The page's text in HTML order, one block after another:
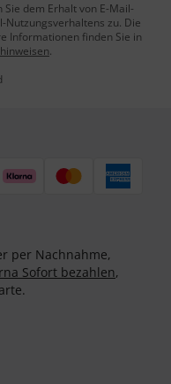
Sie dem Erhalt von E-Mail-
Nutzungsverhaltens zu. Die
Informationen finden Sie in
.
per Nachnahme,
Sofort bezahlen,